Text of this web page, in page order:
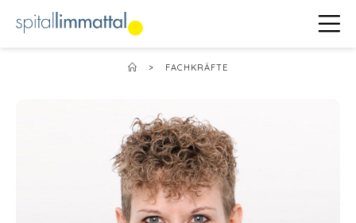
> FACHKRÄFTE